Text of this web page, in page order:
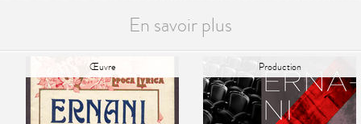
En savoir plus
Œuvre Production